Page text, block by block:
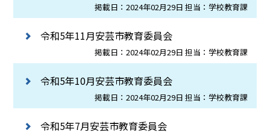
掲載日：2024年02月29日 担当：学校教育課
令和5年11月安芸市教育委員会
掲載日：2024年02月29日 担当：学校教育課
令和5年10月安芸市教育委員会
掲載日：2024年02月29日 担当：学校教育課
令和5年7月安芸市教育委員会